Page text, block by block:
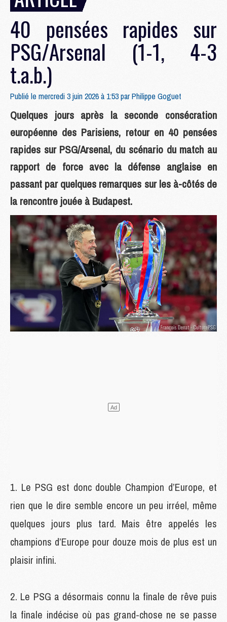
40 pensées rapides sur
PSG/Arsenal (1-1, 4-3
t.a.b.)
Publié le mercredi 3 juin 2026 à 1:53 parPhilippe Goguet
Quelques jours après la seconde consécration
européenne des Parisiens, retour en 40 pensées
rapides sur PSG/Arsenal, du scénario du match au
rapport de force avec la défense anglaise en
passant par quelques remarques sur les à-côtés de
la rencontre jouée à Budapest.
Le PSG est donc double Champion d’Europe, et
rien que le dire semble encore un peu irréel, même
quelques jours plus tard. Mais être appelés les
champions d’Europe pour douze mois de plus est un
plaisir infini.
Le PSG a désormais connu la finale de rêve puis
la finale indécise où pas grand-chose ne se passe